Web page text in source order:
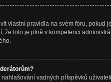
vlastní pravidla na svém fóru, pokud
že toto je plně v kompetenci
vadných příspěvků